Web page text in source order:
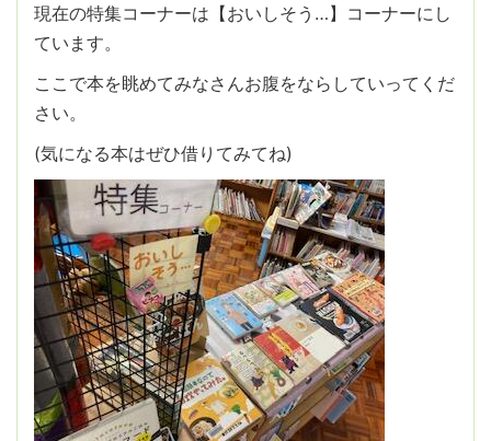
現在の特集コーナーは【おいしそう…】コーナーにし
ています。
ここで本を眺めてみなさんお腹をならしていってくだ
さい。
(気になる本はぜひ借りてみてね)